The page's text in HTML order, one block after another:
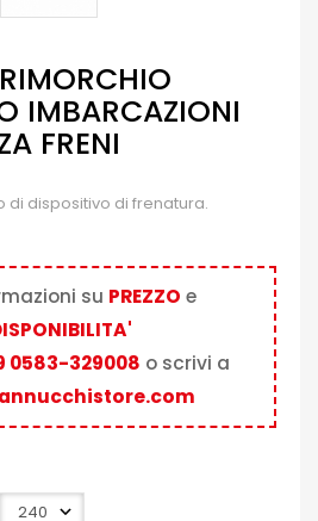
IMBARCAZIONI
FRENI
di dispositivo di frenatura.
su PREZZO e
0583-329008 o scrivi a